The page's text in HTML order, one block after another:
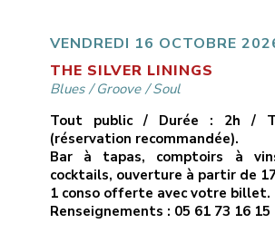
VENDREDI 16 OCTOBRE
THE SILVER LININGS
Blues/Groove/Soul
Tout public / Durée : 2h /
(réservation recommandée).
Bar à tapas, comptoirs à
cocktails, ouverture à partir de
1 conso offerte avec votre billet.
Renseignements : 05 61 73 16 15